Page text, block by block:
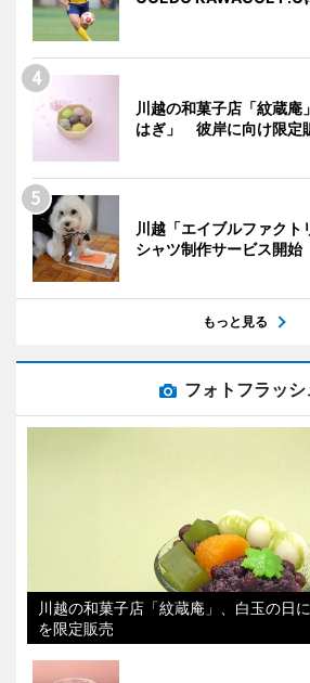
川越の和菓子店「紋蔵庵
はぎ」 彼岸に向け限定
川越「エイブルファクト
シャツ制作サービス開始
もっと見る
フォトフラッシ
川越の和菓子店「紋蔵庵」、白玉の日
を限定販売